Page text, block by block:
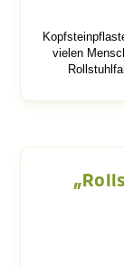
vielen